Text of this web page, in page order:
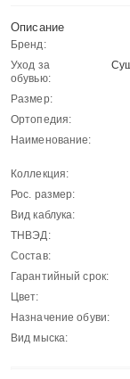
Описание
Бренд:
Уход за
обувью:
Размер:
Ортопедия:
Наименование:
Коллекция:
Рос. размер:
Вид каблука:
ТНВЭД:
Состав:
Гарантийный срок:
Цвет:
Назначение обуви:
Вид мыска: